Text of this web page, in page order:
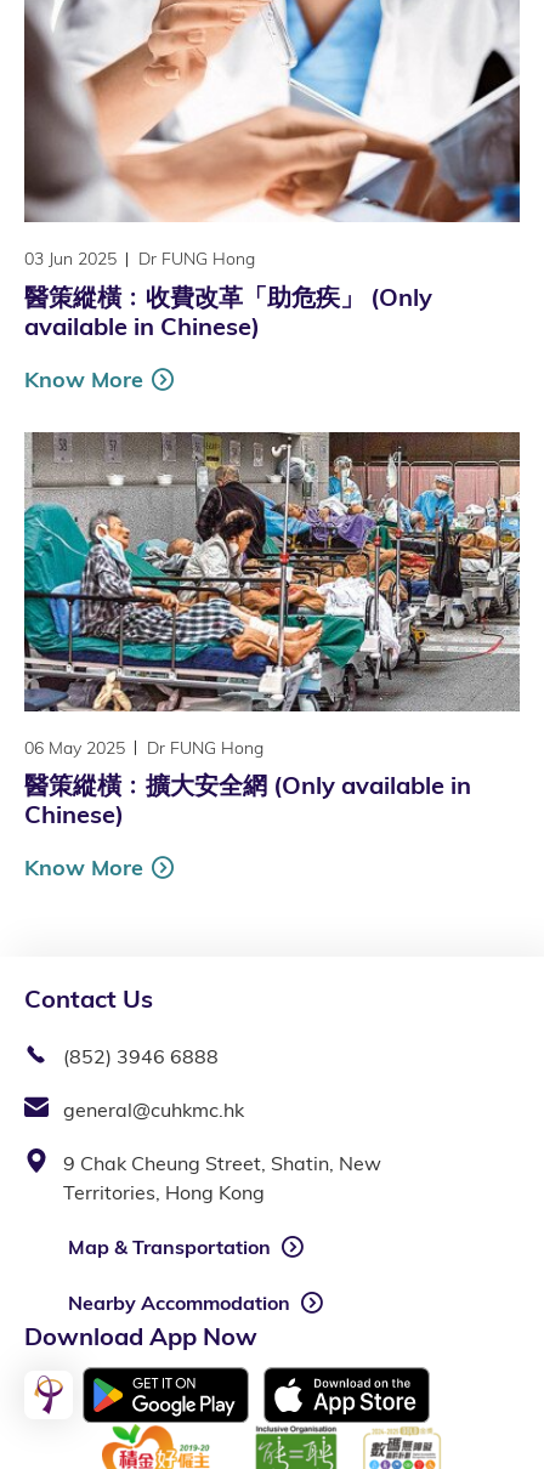
03 Jun 2025 Dr FUNG Hong
醫策縱橫﹕收費改革「助危疾」 (Only
available in Chinese)
Know More
06 May 2025 Dr FUNG Hong
醫策縱橫﹕擴大安全網 (Only available in
Chinese)
Know More
Contact Us
(852) 3946 6888
general@cuhkmc.hk
9 Chak Cheung Street, Shatin, New
Territories, Hong Kong
Map & Transportation
Nearby Accommodation
Download App Now